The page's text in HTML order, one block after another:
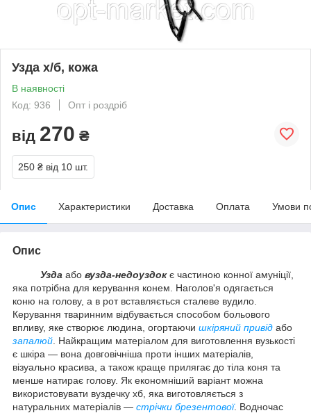
Узда х/б, кожа
В наявності
Код: 936
Опт і роздріб
від 270 ₴
250 ₴ від 10 шт.
Опис Характеристики Доставка Оплата Умови
Опис
Узда або вузда-недоуздокє частиною конної амуніції,
яка потрібна для керування конем. Наголов'я одягається
коню на голову, а в рот вставляється сталеве вудило.
Керування тваринним відбувається способом больового
впливу, яке створює людина, огортаючи шкіряний привід або
запалюй . Найкращим матеріалом для виготовлення вузькості
є шкіра — вона довговічніша проти інших матеріалів,
візуально красива, а також краще прилягає до тіла коня та
менше натирає голову. Як економніший варіант можна
використовувати вуздечку хб, яка виготовляється з
натуральних матеріалів — стрічки брезентової. Водночас